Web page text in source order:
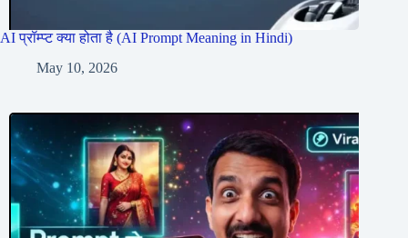
AI प्रॉम्प्ट क्या होता है (AI Prompt Meaning in Hindi)
May 10, 2026